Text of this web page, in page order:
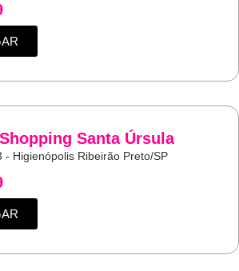
Santa Úrsula
- Higienópolis Ribeirão Preto/SP